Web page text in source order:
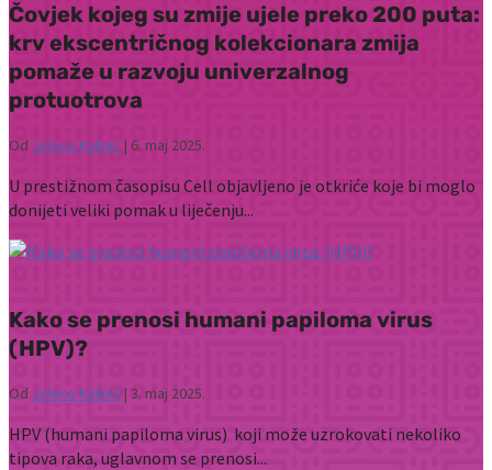
Čovjek kojeg su zmije ujele preko 200 puta:
krv ekscentričnog kolekcionara zmija
pomaže u razvoju univerzalnog
protuotrova
Od Jelena Kalinić | 6. maj 2025.
U prestižnom časopisu Cell objavljeno je otkriće koje bi moglo
donijeti veliki pomak u liječenju...
Kako se prenosi humani papiloma virus
(HPV)?
Od Jelena Kalinić | 3. maj 2025.
HPV (humani papiloma virus) koji može uzrokovati nekoliko
tipova raka, uglavnom se prenosi...